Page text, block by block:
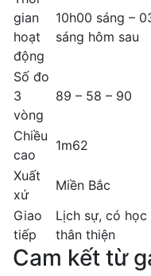
gian
hoạt
động
10h00 sáng –
sáng hôm sau
Số đo
3
vòng
89 – 58 – 90
Chiều
cao
1m62
Xuất
xứ
Miền Bắc
Giao
tiếp
Lịch sự, có học
thân thiện
Cam kết từ